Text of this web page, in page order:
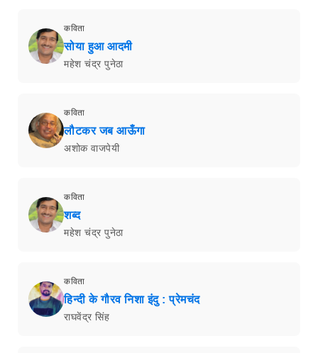
कविता
सोया हुआ आदमी
महेश चंद्र पुनेठा
कविता
लौटकर जब आऊँगा
अशोक वाजपेयी
कविता
शब्द
महेश चंद्र पुनेठा
कविता
हिन्दी के गौरव निशा इंदु : प्रेमचंद
राघवेंद्र सिंह